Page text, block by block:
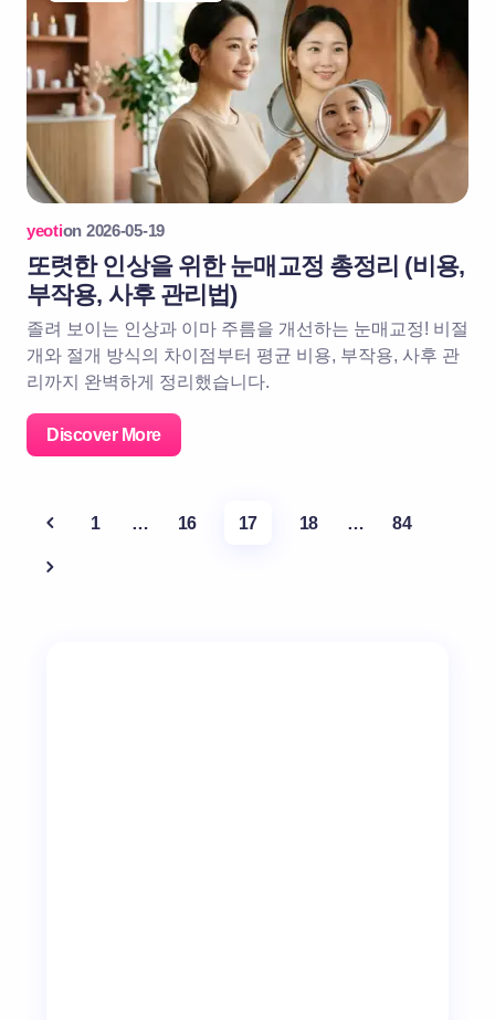
yeotion 2026-05-19
또렷한 인상을 위한 눈매교정 총정리 (비용,
부작용, 사후 관리법)
졸려 보이는 인상과 이마 주름을 개선하는 눈매교정! 비절
개와 절개 방식의 차이점부터 평균 비용, 부작용, 사후 관
리까지 완벽하게 정리했습니다.
Discover More
1 … 16 17 18 … 84